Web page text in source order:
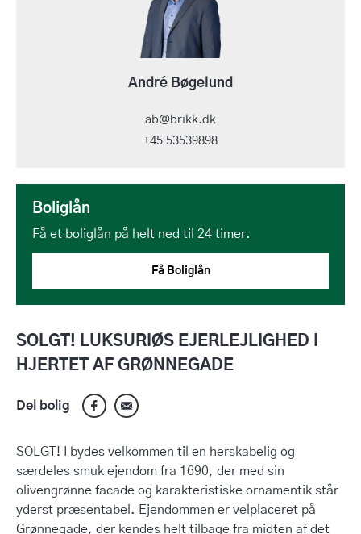
SOLGT! LUKSURIØS EJERLEJLIGHED I
HJERTET AF GRØNNEGADE
Del bolig
SOLGT! I bydes velkommen til en herskabelig og
særdeles smuk ejendom fra 1690, der med sin
olivengrønne facade og karakteristiske ornamentik står
yderst præsentabel. Ejendommen er velplaceret på
Grønnegade, der kendes helt tilbage fra midten af det
André Bøgelund
ab@brikk.dk
+45 53539898
Boliglån
Få et boliglån på helt ned til 24 timer.
Få Boliglån